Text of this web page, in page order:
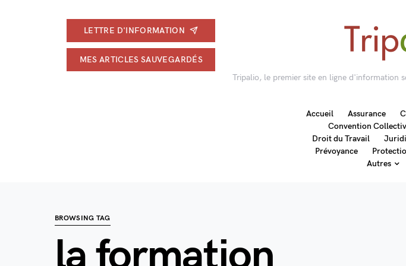
LETTRE D'INFORMATION
MES ARTICLES SAUVEGARDÉS
Tripalio, le premier site en ligne d'information
Accueil Assurance
Convention
Droit du Travail
Prévoyance
Autres
BROWSING TAG